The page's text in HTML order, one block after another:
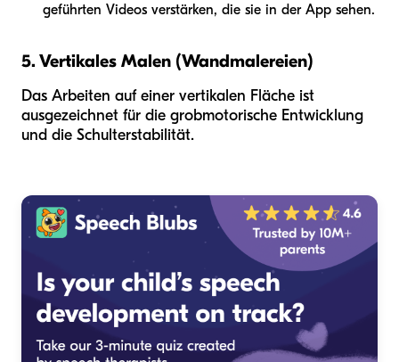
geführten Videos verstärken, die sie in der App sehen.
5. Vertikales Malen (Wandmalereien)
Das Arbeiten auf einer vertikalen Fläche ist
ausgezeichnet für die grobmotorische Entwicklung
und die Schulterstabilität.